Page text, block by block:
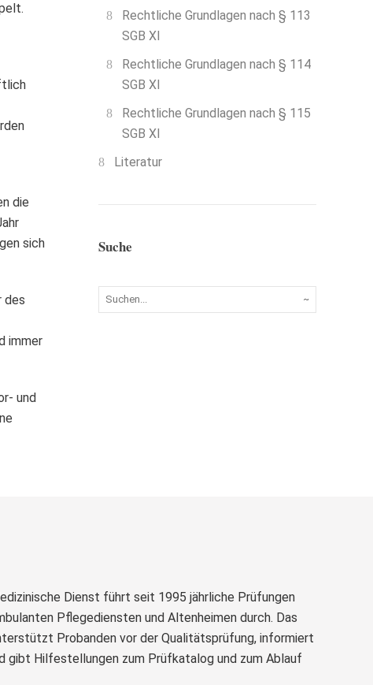
die
sich
des
immer
und
Rechtliche Grundlagen nach § 113
SGB XI
Rechtliche Grundlagen nach § 114
SGB XI
Rechtliche Grundlagen nach § 115
SGB XI
Literatur
Suche
Dienst führt seit 1995 jährliche Prüfungen
Pflegediensten und Altenheimen durch. Das
Probanden vor der Qualitätsprüfung, informiert
gibt Hilfestellungen zum Prüfkatalog und zum Ablauf